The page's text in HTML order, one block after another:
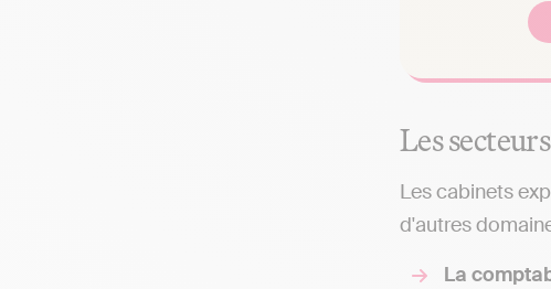
Les
Les cabinets
d'autres
La